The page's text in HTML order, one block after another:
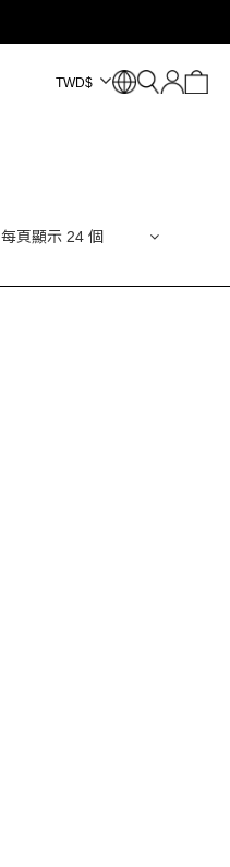
$
TWD
每頁顯示 24 個